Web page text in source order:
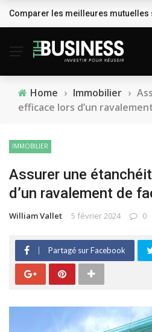
BREAKING NEWS
Comparer les meilleures
Home › Immobilier ›
efficace lors d’un
IMMOBILIER
Assurer une
d’un ravalement de
William Vallet 5 février 2024 0
Partagé sur Facebook